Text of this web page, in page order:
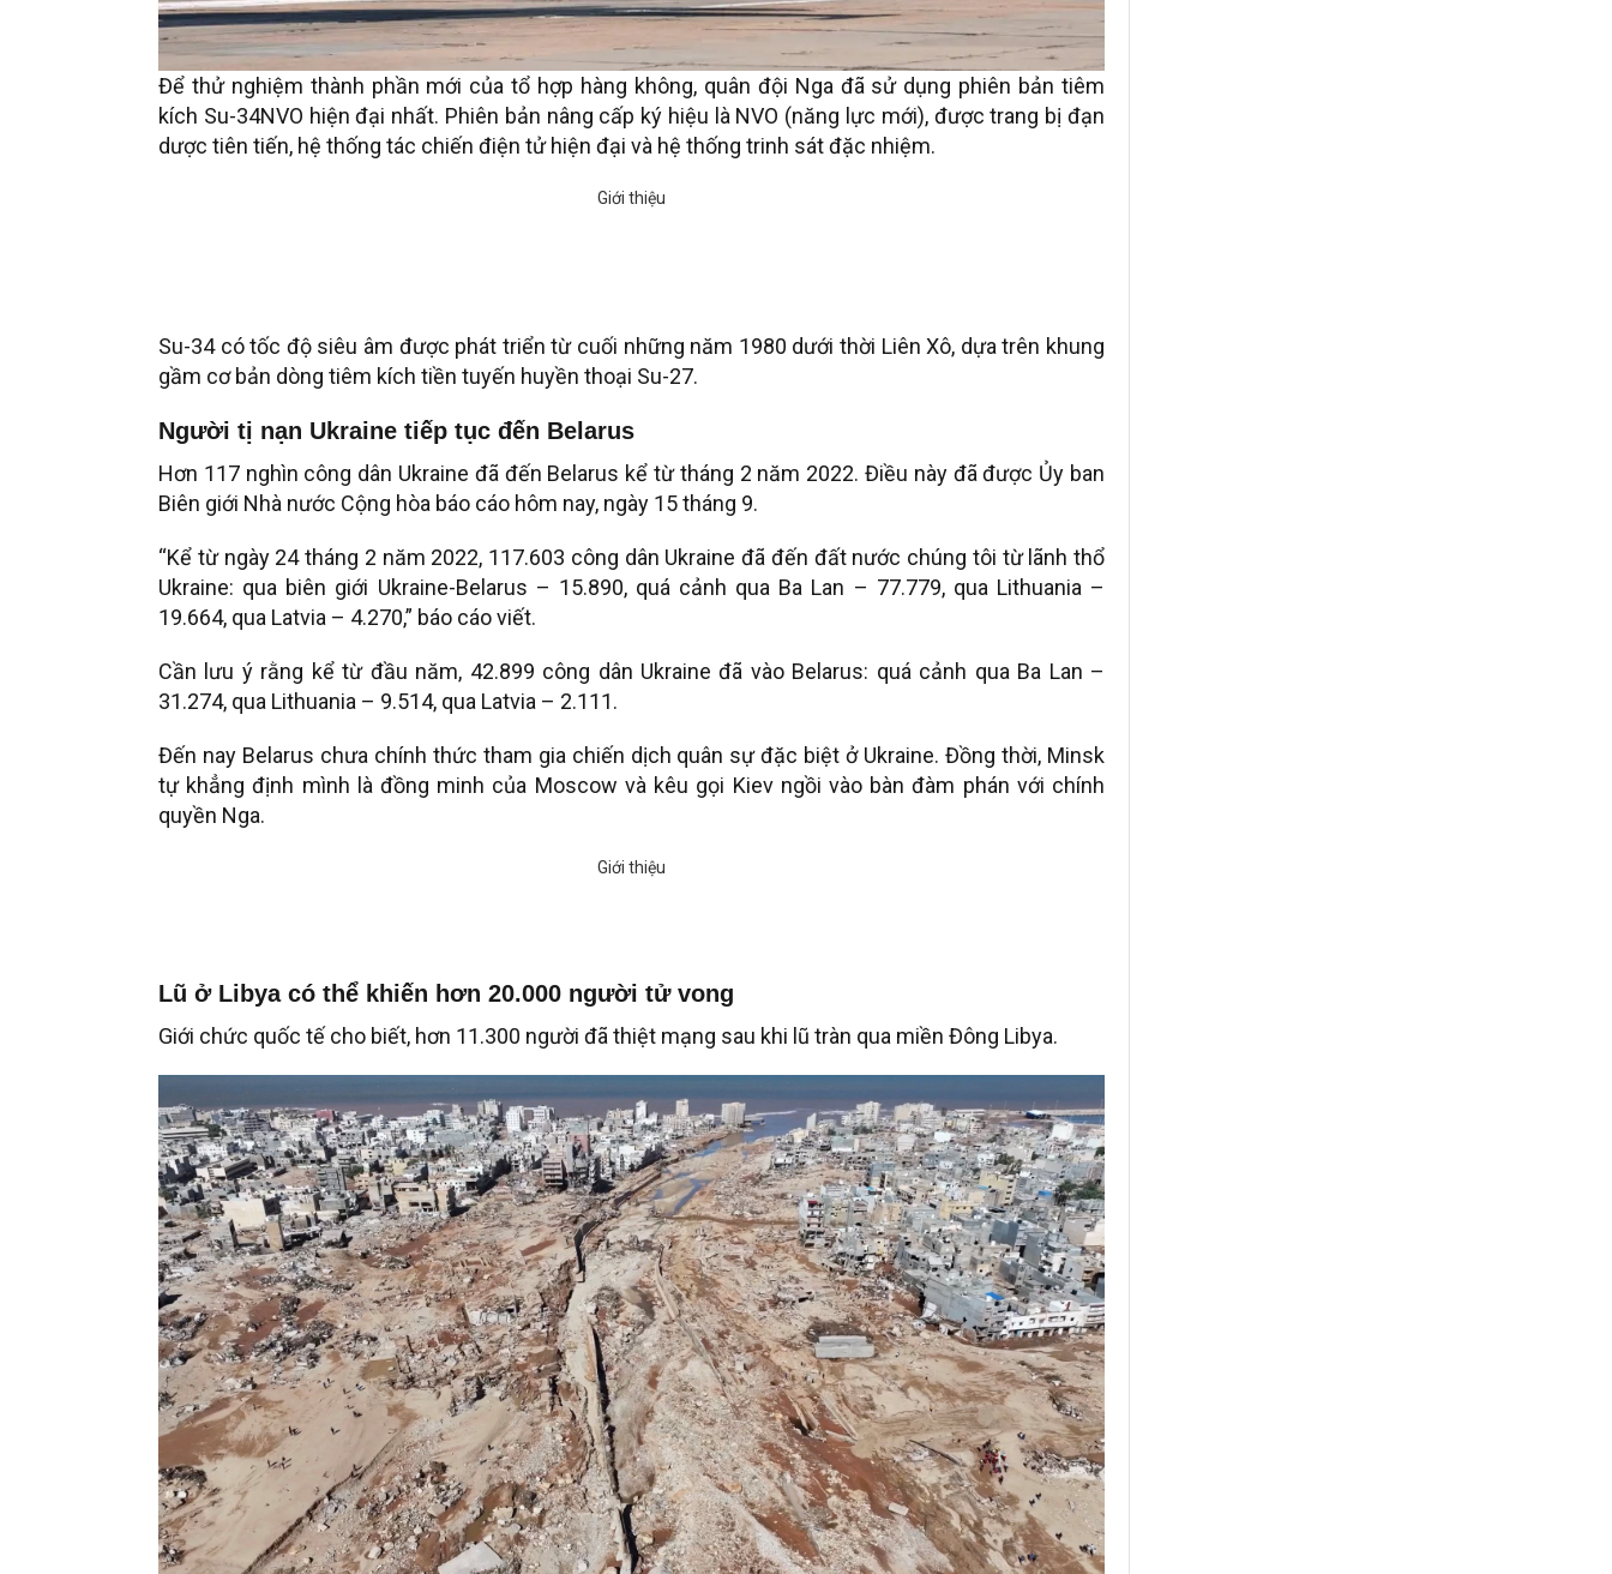
Để thử nghiệm thành phần mới của tổ hợp hàng không, quân đội Nga đã sử dụng phiên bản tiêm
kích Su-34NVO hiện đại nhất. Phiên bản nâng cấp ký hiệu là NVO (năng lực mới), được trang bị đạn
dược tiên tiến, hệ thống tác chiến điện tử hiện đại và hệ thống trinh sát đặc nhiệm.
Su-34 có tốc độ siêu âm được phát triển từ cuối những năm 1980 dưới thời Liên Xô, dựa trên khung
gầm cơ bản dòng tiêm kích tiền tuyến huyền thoại Su-27.
Người tị nạn Ukraine tiếp tục đến Belarus
Hơn 117 nghìn công dân Ukraine đã đến Belarus kể từ tháng 2 năm 2022. Điều này đã được Ủy ban
Biên giới Nhà nước Cộng hòa báo cáo hôm nay, ngày 15 tháng 9.
“Kể từ ngày 24 tháng 2 năm 2022, 117.603 công dân Ukraine đã đến đất nước chúng tôi từ lãnh thổ
Ukraine: qua biên giới Ukraine-Belarus – 15.890, quá cảnh qua Ba Lan – 77.779, qua Lithuania –
19.664, qua Latvia – 4.270,” báo cáo viết.
Cần lưu ý rằng kể từ đầu năm, 42.899 công dân Ukraine đã vào Belarus: quá cảnh qua Ba Lan –
31.274, qua Lithuania – 9.514, qua Latvia – 2.111.
Đến nay Belarus chưa chính thức tham gia chiến dịch quân sự đặc biệt ở Ukraine. Đồng thời, Minsk
tự khẳng định mình là đồng minh của Moscow và kêu gọi Kiev ngồi vào bàn đàm phán với chính
quyền Nga.
Lũ ở Libya có thể khiến hơn 20.000 người tử vong
Giới chức quốc tế cho biết, hơn 11.300 người đã thiệt mạng sau khi lũ tràn qua miền Đông Libya.